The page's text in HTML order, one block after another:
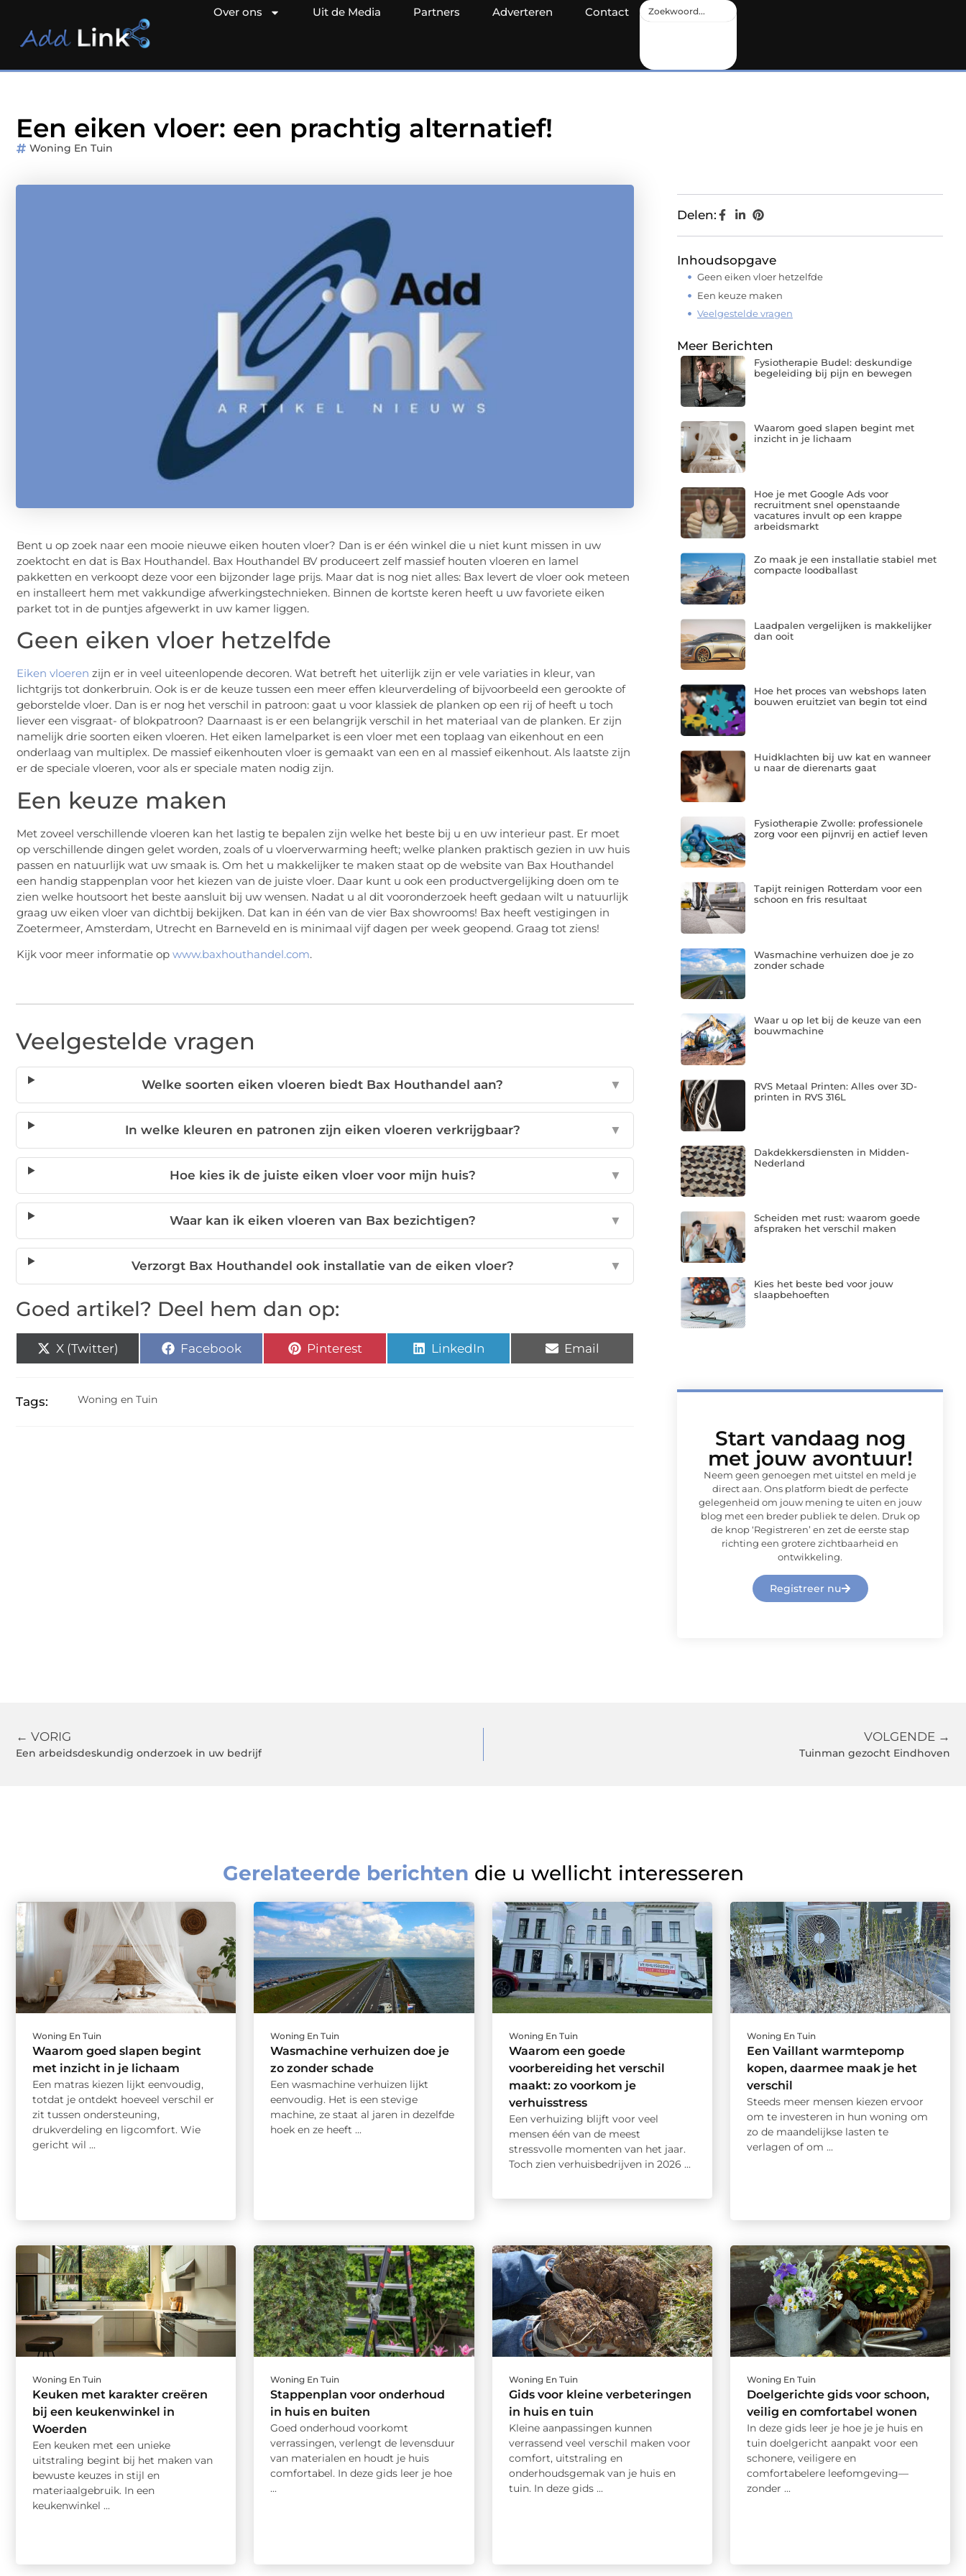
Over ons Uit de Media Partners Adverteren Contact
Een eiken vloer: een prachtig alternatief!
Woning En Tuin
Bent u op zoek naar een mooie nieuwe eiken houten vloer? Dan is er één winkel die u niet kunt missen in uw
zoektocht en dat is Bax Houthandel. Bax Houthandel BV produceert zelf massief houten vloeren en lamel
pakketten en verkoopt deze voor een bijzonder lage prijs. Maar dat is nog niet alles: Bax levert de vloer ook meteen
en installeert hem met vakkundige afwerkingstechnieken. Binnen de kortste keren heeft u uw favoriete eiken
parket tot in de puntjes afgewerkt in uw kamer liggen.
Geen eiken vloer hetzelfde
Eiken vloeren zijn er in veel uiteenlopende decoren. Wat betreft het uiterlijk zijn er vele variaties in kleur, van
lichtgrijs tot donkerbruin. Ook is er de keuze tussen een meer effen kleurverdeling of bijvoorbeeld een gerookte of
geborstelde vloer. Dan is er nog het verschil in patroon: gaat u voor klassiek de planken op een rij of heeft u toch
liever een visgraat- of blokpatroon? Daarnaast is er een belangrijk verschil in het materiaal van de planken. Er zijn
namelijk drie soorten eiken vloeren. Het eiken lamelparket is een vloer met een toplaag van eikenhout en een
onderlaag van multiplex. De massief eikenhouten vloer is gemaakt van een en al massief eikenhout. Als laatste zijn
er de speciale vloeren, voor als er speciale maten nodig zijn.
Een keuze maken
Met zoveel verschillende vloeren kan het lastig te bepalen zijn welke het beste bij u en uw interieur past. Er moet
op verschillende dingen gelet worden, zoals of u vloerverwarming heeft; welke planken praktisch gezien in uw huis
passen en natuurlijk wat uw smaak is. Om het u makkelijker te maken staat op de website van Bax Houthandel
een handig stappenplan voor het kiezen van de juiste vloer. Daar kunt u ook een productvergelijking doen om te
zien welke houtsoort het beste aansluit bij uw wensen. Nadat u al dit vooronderzoek heeft gedaan wilt u natuurlijk
graag uw eiken vloer van dichtbij bekijken. Dat kan in één van de vier Bax showrooms! Bax heeft vestigingen in
Zoetermeer, Amsterdam, Utrecht en Barneveld en is minimaal vijf dagen per week geopend. Graag tot ziens!
Kijk voor meer informatie op www.baxhouthandel.com.
Veelgestelde vragen
Welke soorten eiken vloeren biedt Bax Houthandel aan? ▼
In welke kleuren en patronen zijn eiken vloeren verkrijgbaar? ▼
Hoe kies ik de juiste eiken vloer voor mijn huis? ▼
Waar kan ik eiken vloeren van Bax bezichtigen? ▼
Verzorgt Bax Houthandel ook installatie van de eiken vloer? ▼
Goed artikel? Deel hem dan op:
X (Twitter) Facebook Pinterest LinkedIn Email
Tags: Woning en Tuin
Delen:
Inhoudsopgave
Geen eiken vloer hetzelfde
Een keuze maken
Veelgestelde vragen
Meer Berichten
Fysiotherapie Budel: deskundige
begeleiding bij pijn en bewegen
Waarom goed slapen begint met
inzicht in je lichaam
Hoe je met Google Ads voor
recruitment snel openstaande
vacatures invult op een krappe
arbeidsmarkt
Zo maak je een installatie stabiel met
compacte loodballast
Laadpalen vergelijken is makkelijker
dan ooit
Hoe het proces van webshops laten
bouwen eruitziet van begin tot eind
Huidklachten bij uw kat en wanneer
u naar de dierenarts gaat
Fysiotherapie Zwolle: professionele
zorg voor een pijnvrij en actief leven
Tapijt reinigen Rotterdam voor een
schoon en fris resultaat
Wasmachine verhuizen doe je zo
zonder schade
Waar u op let bij de keuze van een
bouwmachine
RVS Metaal Printen: Alles over 3D-
printen in RVS 316L
Dakdekkersdiensten in Midden-
Nederland
Scheiden met rust: waarom goede
afspraken het verschil maken
Kies het beste bed voor jouw
slaapbehoeften
Start vandaag nog
met jouw avontuur!
Neem geen genoegen met uitstel en meld je
direct aan. Ons platform biedt de perfecte
gelegenheid om jouw mening te uiten en jouw
blog met een breder publiek te delen. Druk op
de knop ‘Registreren’ en zet de eerste stap
richting een grotere zichtbaarheid en
ontwikkeling.
Registreer nu
← VORIG
Een arbeidsdeskundig onderzoek in uw bedrijf
VOLGENDE →
Tuinman gezocht Eindhoven
Gerelateerde berichten die u wellicht interesseren
Woning En Tuin
Waarom goed slapen begint
met inzicht in je lichaam
Een matras kiezen lijkt eenvoudig,
totdat je ontdekt hoeveel verschil er
zit tussen ondersteuning,
drukverdeling en ligcomfort. Wie
gericht wil ...
Woning En Tuin
Wasmachine verhuizen doe je
zo zonder schade
Een wasmachine verhuizen lijkt
eenvoudig. Het is een stevige
machine, ze staat al jaren in dezelfde
hoek en ze heeft ...
Woning En Tuin
Waarom een goede
voorbereiding het verschil
maakt: zo voorkom je
verhuisstress
Een verhuizing blijft voor veel
mensen één van de meest
stressvolle momenten van het jaar.
Toch zien verhuisbedrijven in 2026 ...
Woning En Tuin
Een Vaillant warmtepomp
kopen, daarmee maak je het
verschil
Steeds meer mensen kiezen ervoor
om te investeren in hun woning om
zo de maandelijkse lasten te
verlagen of om ...
Woning En Tuin
Keuken met karakter creëren
bij een keukenwinkel in
Woerden
Een keuken met een unieke
uitstraling begint bij het maken van
bewuste keuzes in stijl en
materiaalgebruik. In een
keukenwinkel ...
Woning En Tuin
Stappenplan voor onderhoud
in huis en buiten
Goed onderhoud voorkomt
verrassingen, verlengt de levensduur
van materialen en houdt je huis
comfortabel. In deze gids leer je hoe
...
Woning En Tuin
Gids voor kleine verbeteringen
in huis en tuin
Kleine aanpassingen kunnen
verrassend veel verschil maken voor
comfort, uitstraling en
onderhoudsgemak van je huis en
tuin. In deze gids ...
Woning En Tuin
Doelgerichte gids voor schoon,
veilig en comfortabel wonen
In deze gids leer je hoe je je huis en
tuin doelgericht aanpakt voor een
schonere, veiligere en
comfortabelere leefomgeving—
zonder ...